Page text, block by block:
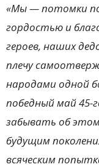
«Мы — потомки
гордостью и
героев, наших
плечу
народами одной
победный май
забывать об
будущим
всяческим